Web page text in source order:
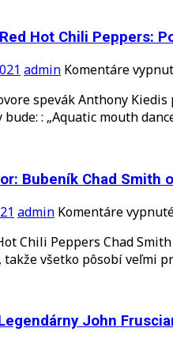
Hot Chili Peppers:
admin Komentáre
spevák Anthony
bude: : „Aquatic mouth
Bubeník Chad Smith
admin Komentáre
Chili Peppers Chad
všetko pôsobí veľmi
John